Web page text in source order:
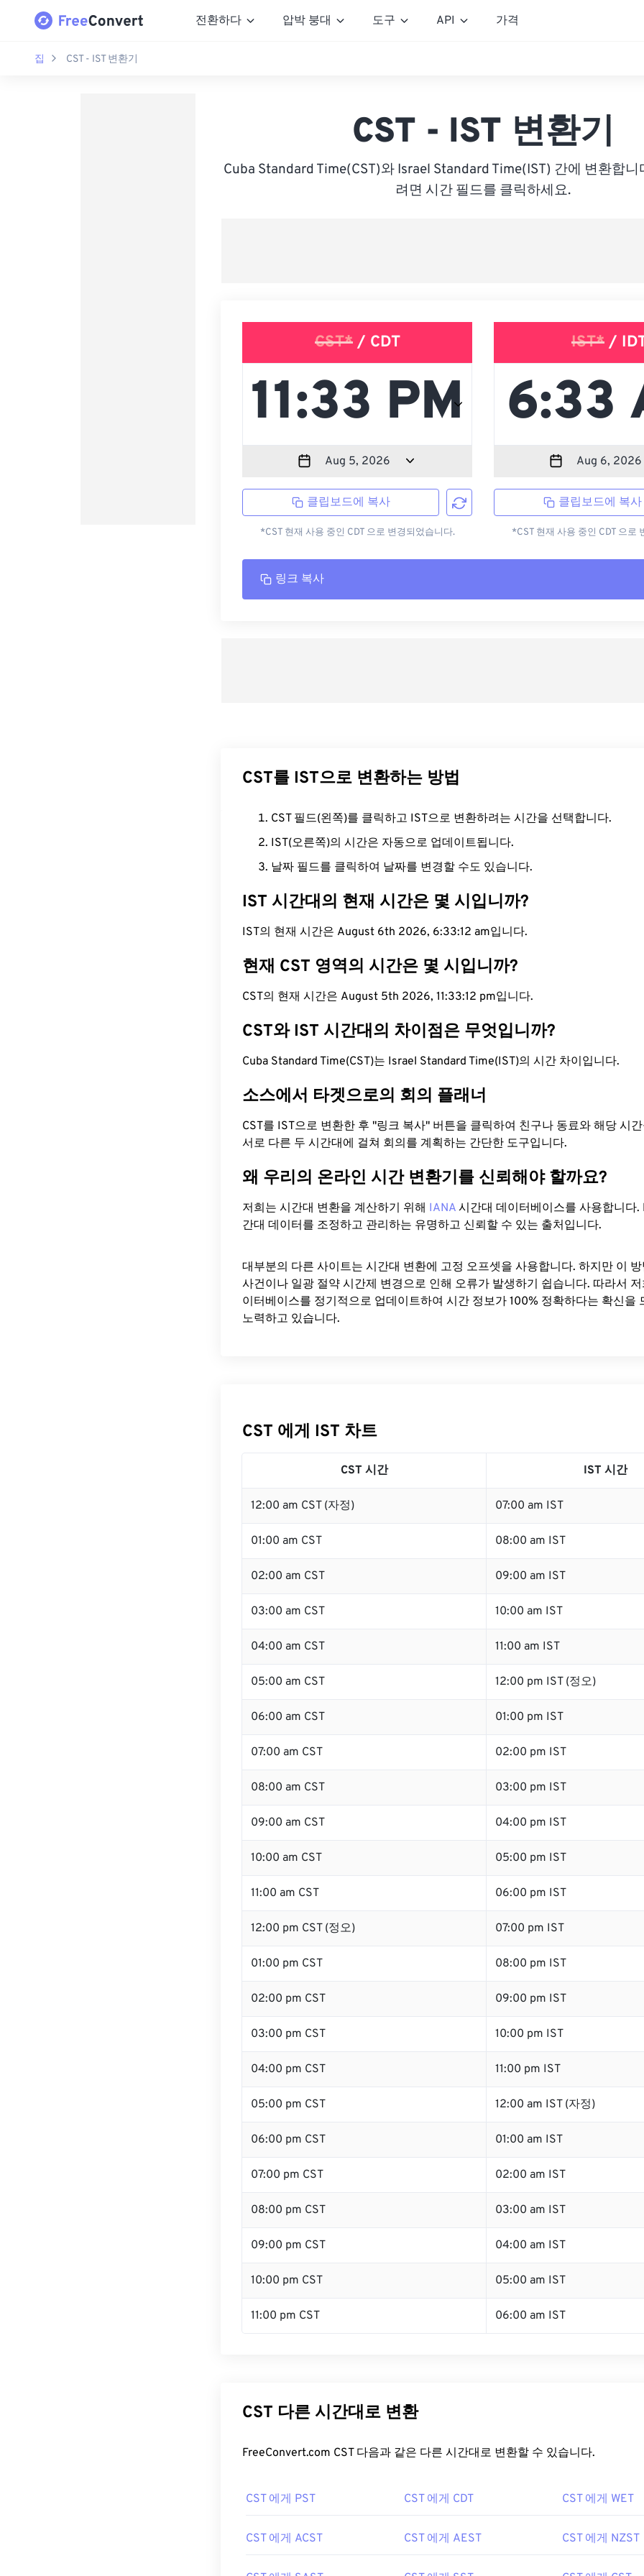
전환하다 압박 붕대 도구 API 가격
집 CST - IST 변환기
CST - IST 변환기
Cuba Standard Time(CST)와 Israel Standard Time(IST) 간에 변환합
려면 시간 필드를 클릭하세요.
CST*/ CDT
클립보드에 복사
*CST 현재 사용 중인 CDT 으로 변경되었습니다.
IST*/
클립보드에 복사
*CST 현재 사용 중인 CDT 으로
링크 복사
CST를 IST으로 변환하는 방법
CST 필드(왼쪽)를 클릭하고 IST으로 변환하려는 시간을 선택합니다.
IST(오른쪽)의 시간은 자동으로 업데이트됩니다.
날짜 필드를 클릭하여 날짜를 변경할 수도 있습니다.
IST 시간대의 현재 시간은 몇 시입니까?
IST의 현재 시간은 August 6th 2026, 6:33:13 am입니다.
현재 CST 영역의 시간은 몇 시입니까?
CST의 현재 시간은 August 5th 2026, 11:33:13 pm입니다.
CST와 IST 시간대의 차이점은 무엇입니까?
Cuba Standard Time(CST)는 Israel Standard Time(IST)의 시간 차이입니다.
소스에서 타겟으로의 회의 플래너
CST를 IST으로 변환한 후 "링크 복사" 버튼을 클릭하여 친구나 동료와 해당 시
서로 다른 두 시간대에 걸쳐 회의를 계획하는 간단한 도구입니다.
왜 우리의 온라인 시간 변환기를 신뢰해야 할까요?
저희는 시간대 변환을 계산하기 위해 IANA 시간대 데이터베이스를 사용합니다.
간대 데이터를 조정하고 관리하는 유명하고 신뢰할 수 있는 출처입니다.
대부분의 다른 사이트는 시간대 변환에 ​​고정 오프셋을 사용합니다. 하지만 이
사건이나 일광 절약 시간제 변경으로 인해 오류가 발생하기 쉽습니다. 따라서 저
이터베이스를 정기적으로 업데이트하여 시간 정보가 100% 정확하다는 확신을
노력하고 있습니다.
CST 에게 IST 차트
CST 시간 IST 시간
12:00 am CST (자정) 07:00 am IST
01:00 am CST 08:00 am IST
02:00 am CST 09:00 am IST
03:00 am CST 10:00 am IST
04:00 am CST 11:00 am IST
05:00 am CST 12:00 pm IST (정오)
06:00 am CST 01:00 pm IST
07:00 am CST 02:00 pm IST
08:00 am CST 03:00 pm IST
09:00 am CST 04:00 pm IST
10:00 am CST 05:00 pm IST
11:00 am CST 06:00 pm IST
12:00 pm CST (정오) 07:00 pm IST
01:00 pm CST 08:00 pm IST
02:00 pm CST 09:00 pm IST
03:00 pm CST 10:00 pm IST
04:00 pm CST 11:00 pm IST
05:00 pm CST 12:00 am IST (자정)
06:00 pm CST 01:00 am IST
07:00 pm CST 02:00 am IST
08:00 pm CST 03:00 am IST
09:00 pm CST 04:00 am IST
10:00 pm CST 05:00 am IST
11:00 pm CST 06:00 am IST
CST 다른 시간대로 변환
FreeConvert.com CST 다음과 같은 다른 시간대로 변환할 수 있습니다.
CST 에게 PST CST 에게 CDT CST 에게 WET
CST 에게 ACST CST 에게 AEST CST 에게 NZST